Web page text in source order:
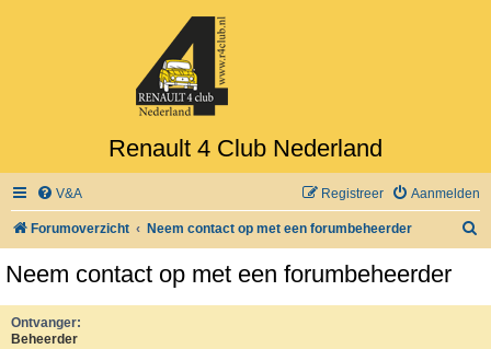
Renault 4 Club Nederland
V&A Aanmelden
Registreer
Forumoverzicht Neem contact op met een forumbeheerder
Neem contact op met een forumbeheerder
Ontvanger:
Beheerder